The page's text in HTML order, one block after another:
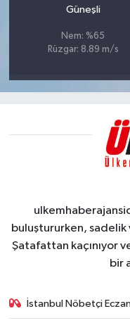
Güneşli
Nem: %65
Rüzgar: 8.89 m/s
buluştururken,
Şatafattan kaçınıyor
bir
İstanbul Nöbetçi